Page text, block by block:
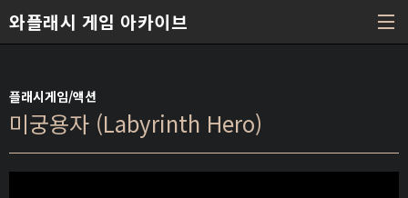
와플래시 게임 아카이브
플래시게임/액션
미궁용자 (Labyrinth Hero)